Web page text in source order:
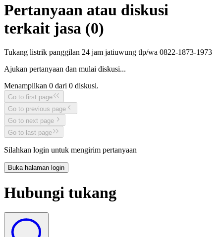
Pertanyaan atau diskusi
terkait jasa (0)
Tukang listrik panggilan 24 jam jatiuwung tlp/wa 0822-1873-1973
Ajukan pertanyaan dan mulai diskusi...
Menampilkan 0 dari 0 diskusi.
Go to first page
Go to previous page
Go to next page
Go to last page
Silahkan login untuk mengirim pertanyaan
Buka halaman login
Hubungi tukang